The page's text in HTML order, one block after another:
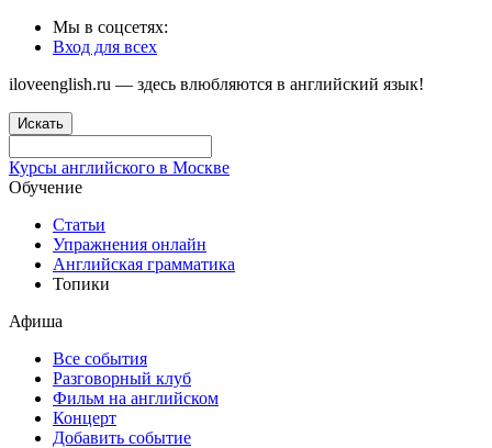
Мы в соцсетях:
Вход для всех
iloveenglish.ru — здесь влюбляются в английский язык!
Искать
Курсы английского в Москве
Обучение
Статьи
Упражнения онлайн
Английская грамматика
Топики
Афиша
Все события
Разговорный клуб
Фильм на английском
Концерт
Добавить событие